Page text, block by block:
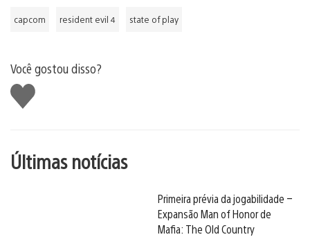
capcom resident evil 4 state of play
Você gostou disso?
Curtir
Últimas notícias
Primeira prévia da jogabilidade –
Expansão Man of Honor de
Mafia: The Old Country